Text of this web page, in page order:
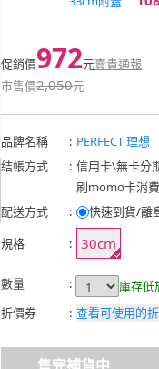
促銷價972元賣貴通報
市售價2,050元
品牌名稱 : PERFECT 理想
結帳方式
: 信用卡\無卡分
刷momo卡消
配送方式
: 快速到貨/離
規格
: 30cm
數量 : 庫存低
折價券
: 查看可使用的